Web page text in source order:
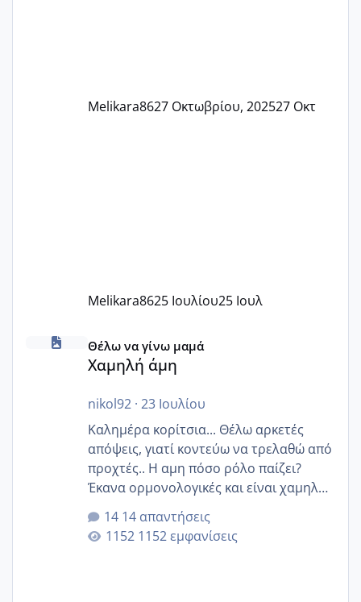
Melikara8627 Οκτωβρίου, 202527 Οκτ
Melikara8625 Ιουλίου25 Ιουλ
Χαμηλή άμη
Θέλω να γίνω μαμά
Χαμηλή άμη
nikol92· 23 Ιουλίου
Καλημέρα κορίτσια... Θέλω αρκετές
απόψεις, γιατί κοντεύω να τρελαθώ από
προχτές.. Η αμη πόσο ρόλο παίζει?
Έκανα ορμονολογικές και είναι χαμηλή
για την ηλικία μου.. Είχα ήδη μια
εγκυμοσύνη, που έπρεπε να τερματιστεί
στην 27η εβδομάδα και προσπαθώ 7
14 απαντήσεις
1152 εμφανίσεις